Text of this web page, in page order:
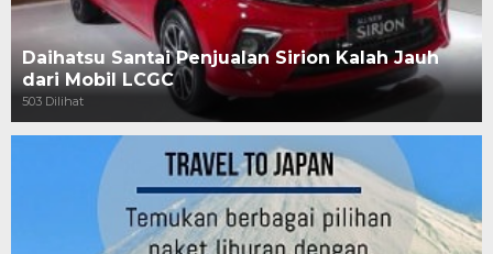
Daihatsu Santai Penjualan Sirion Kalah Jauh
dari Mobil LCGC
503 Dilihat